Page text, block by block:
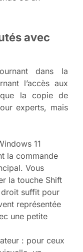
avec
dans la
l’accès aux
la copie de
experts, mais
11
la commande
Vous
la touche Shift
suffit pour
représentée
une petite
: pour ceux